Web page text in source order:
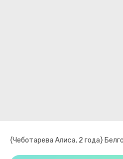
{Чеботарева Алиса, 2 года}